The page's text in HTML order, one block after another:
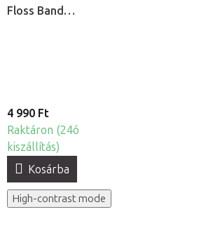
Floss Band
4 990 Ft
Raktáron (24ó
kiszállítás)
Kosárba
High-contrast mode